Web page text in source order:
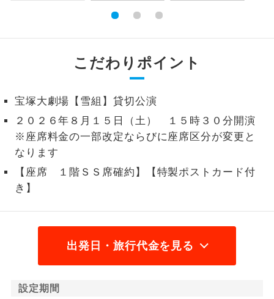
こだわりポイント
宝塚大劇場【雪組】貸切公演
２０２６年８月１５日（土） １５時３０分開演
※座席料金の一部改定ならびに座席区分が変更と
なります
【座席 １階ＳＳ席確約】【特製ポストカード付
き】
出発日・旅行代金を見る
設定期間
温泉
ご宿泊ホテルに露天風呂が付いていま
ご宿泊ホテルに大浴場が付いています。
全食事付き
全てのお食事が付いていますので、お食
く）
だけます。
をじっくり聞くことができます。
1名様催行